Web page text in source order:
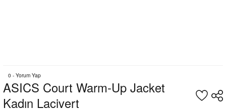
0 - Yorum Yap
ASICS Court Warm-Up Jacket
Kadın Lacivert